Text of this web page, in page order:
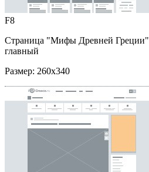
F8
Страница "Мифы Древней Греции"
главный
Размер: 260x340